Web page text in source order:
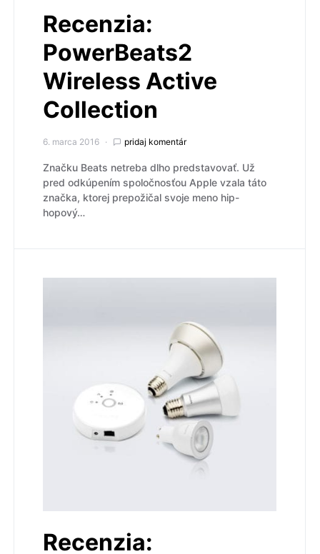
Recenzia:
PowerBeats2
Wireless Active
Collection
6. marca 2016 pridaj komentár
Značku Beats netreba dlho predstavovať. Už
pred odkúpením spoločnosťou Apple vzala táto
značka, ktorej prepožičal svoje meno hip-
hopový…
Recenzia: